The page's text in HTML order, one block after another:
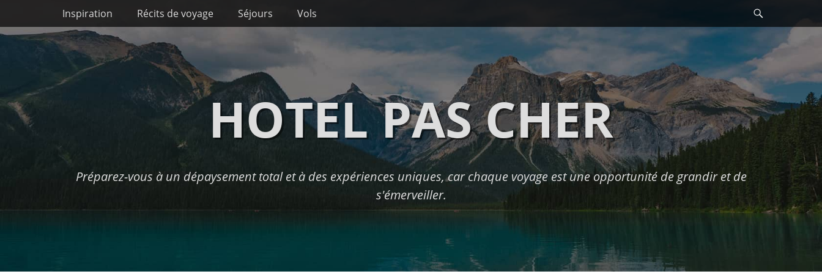
Passer
contenu
Premier menu
Inspiration Récits de voyage Séjours Vols
HOTEL PAS CHER
Préparez-vous à un dépaysement total et à des expériences uniques, car chaque voyage est une opportunité de grandir et de
s'émerveiller.